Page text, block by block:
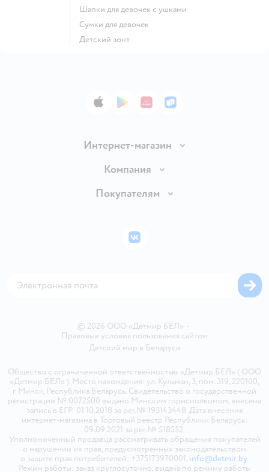
Шапки для девочек с ушками
Сумки для девочек
Детский зонт
App StoreGoogle Play
AppGallery
RuStore
Интернет-магазин
Доставка и оплата
Правила продажи
Политика использования файлов cookie
Компания
Вакансии
Покупателям
Бонусные карты
© 2026 ООО «Детмир БЕЛ» •
Правовые условия пользования сайтом
Детский мир в Беларуси
Общество с ограниченной ответственностью «Детмир БЕЛ» ( ООО
«Детмир БЕЛ» ). Место нахождения: ул. Кульман, 3, пом. 319, 220100,
г. Минск, Республика Беларусь. Свидетельство о государственной
регистрации № 0072500 выдано Минским горисполкомом, внесена
запись в ЕГР 01.10.2018 за рег.№ 193143448. Дата внесения
интернет-магазина в Торговый реестр Республики Беларусь:
09.09.2021 за рег.№ 518552.
Уполномоченный продавца рассматривать обращения покупателей
о нарушении их прав, предусмотренных законодательством
о защите прав потребителей: +375173970001, info@detmir.by.
Режим работы: заказ круглосуточно, выдача по режиму работы
ВКонтакте